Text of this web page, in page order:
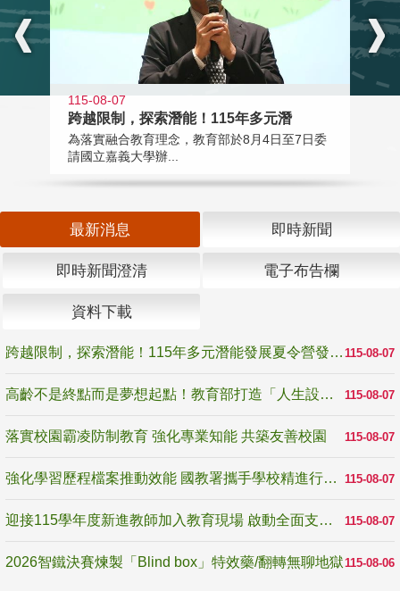
115-08-07
跨越限制，探索潛能！115年多元潛
為落實融合教育理念，教育部於8月4日至7日委
請國立嘉義大學辦...
最新消息 即時新聞
即時新聞澄清 電子布告欄
資料下載
115-08-07
跨越限制，探索潛能！115年多元潛能發展夏令營發掘生命無限可能
115-08-07
高齡不是終點而是夢想起點！教育部打造「人生設計夢工場」 參展第3屆高齡健康產業博覽會
115-08-07
落實校園霸凌防制教育 強化專業知能 共築友善校園
115-08-07
強化學習歷程檔案推動效能 國教署攜手學校精進行政與教學支持
115-08-07
迎接115學年度新進教師加入教育現場 啟動全面支持陪伴
115-08-06
2026智鐵決賽煉製「Blind box」特效藥/翻轉無聊地獄